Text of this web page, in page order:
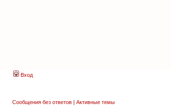
Вход
Сообщения без ответов | Активные темы